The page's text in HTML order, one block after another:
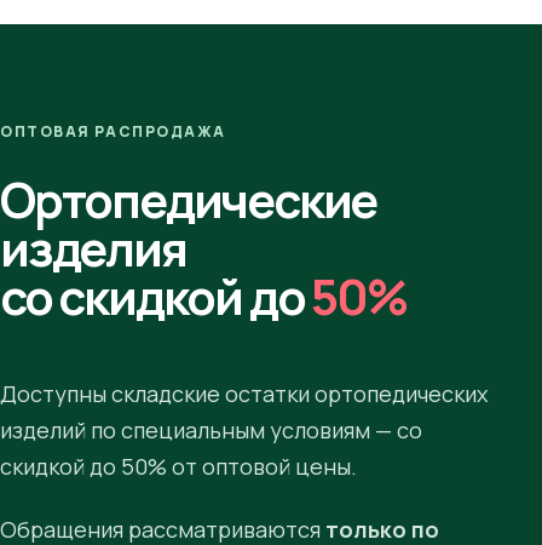
ОПТОВАЯ РАСПРОДАЖА
Ортопедические
изделия
со скидкой до50%
Доступны складские остатки ортопедических
изделий по специальным условиям — со
скидкой до 50% от оптовой цены.
Обращения рассматриваются только по